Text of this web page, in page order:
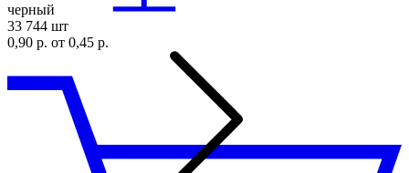
черный
33 744 шт
0,90 р. от 0,45 р.